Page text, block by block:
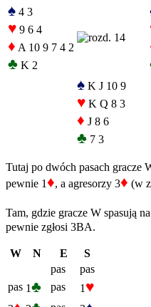
♠ 4 3
♥ 9 6 4
♦ A 10 9 7 4 2
♣ K 2
♠ K J 10 9
♥ K Q 8 3
♦ J 8 6
♣ 7 3
Tutaj po dwóch pasach gracze
pewnie 1♦, a agresorzy 3♦ (w
Tam, gdzie gracze W spasują
pewnie zgłosi 3BA.
W N E
S
pas
pas
pas 1♣ pas 1 ♥